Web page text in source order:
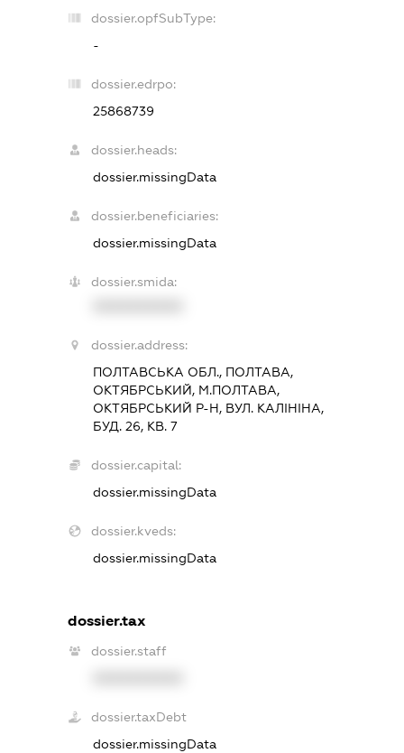
dossier.opfSubType:
-
dossier.edrpo:
25868739
dossier.heads:
dossier.missingData
dossier.beneficiaries:
dossier.missingData
dossier.smida:
dossier.address:
ПОЛТАВСЬКА ОБЛ., ПОЛТАВА,
ОКТЯБРСЬКИЙ, М.ПОЛТАВА,
ОКТЯБРСЬКИЙ Р-Н, ВУЛ. КАЛІНІНА,
БУД. 26, КВ. 7
dossier.capital:
dossier.missingData
dossier.kveds:
dossier.missingData
dossier.tax
dossier.staff
dossier.taxDebt
dossier.missingData